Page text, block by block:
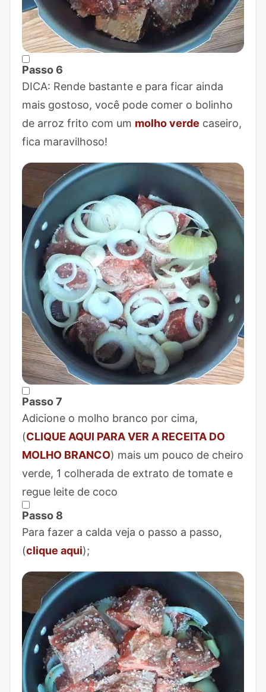
Passo 6
Marcar Passo 6 como concluído
DICA: Rende bastante e para ficar ainda
mais gostoso, você pode comer o bolinho
de arroz frito com um molho verde caseiro,
fica maravilhoso!
Passo 7
Marcar Passo 7 como concluído
Adicione o molho branco por cima,
(CLIQUE AQUI PARA VER A RECEITA DO
MOLHO BRANCO) mais um pouco de cheiro
verde, 1 colherada de extrato de tomate e
regue leite de coco
Passo 8
Marcar Passo 8 como concluído
Para fazer a calda veja o passo a passo,
(clique aqui);